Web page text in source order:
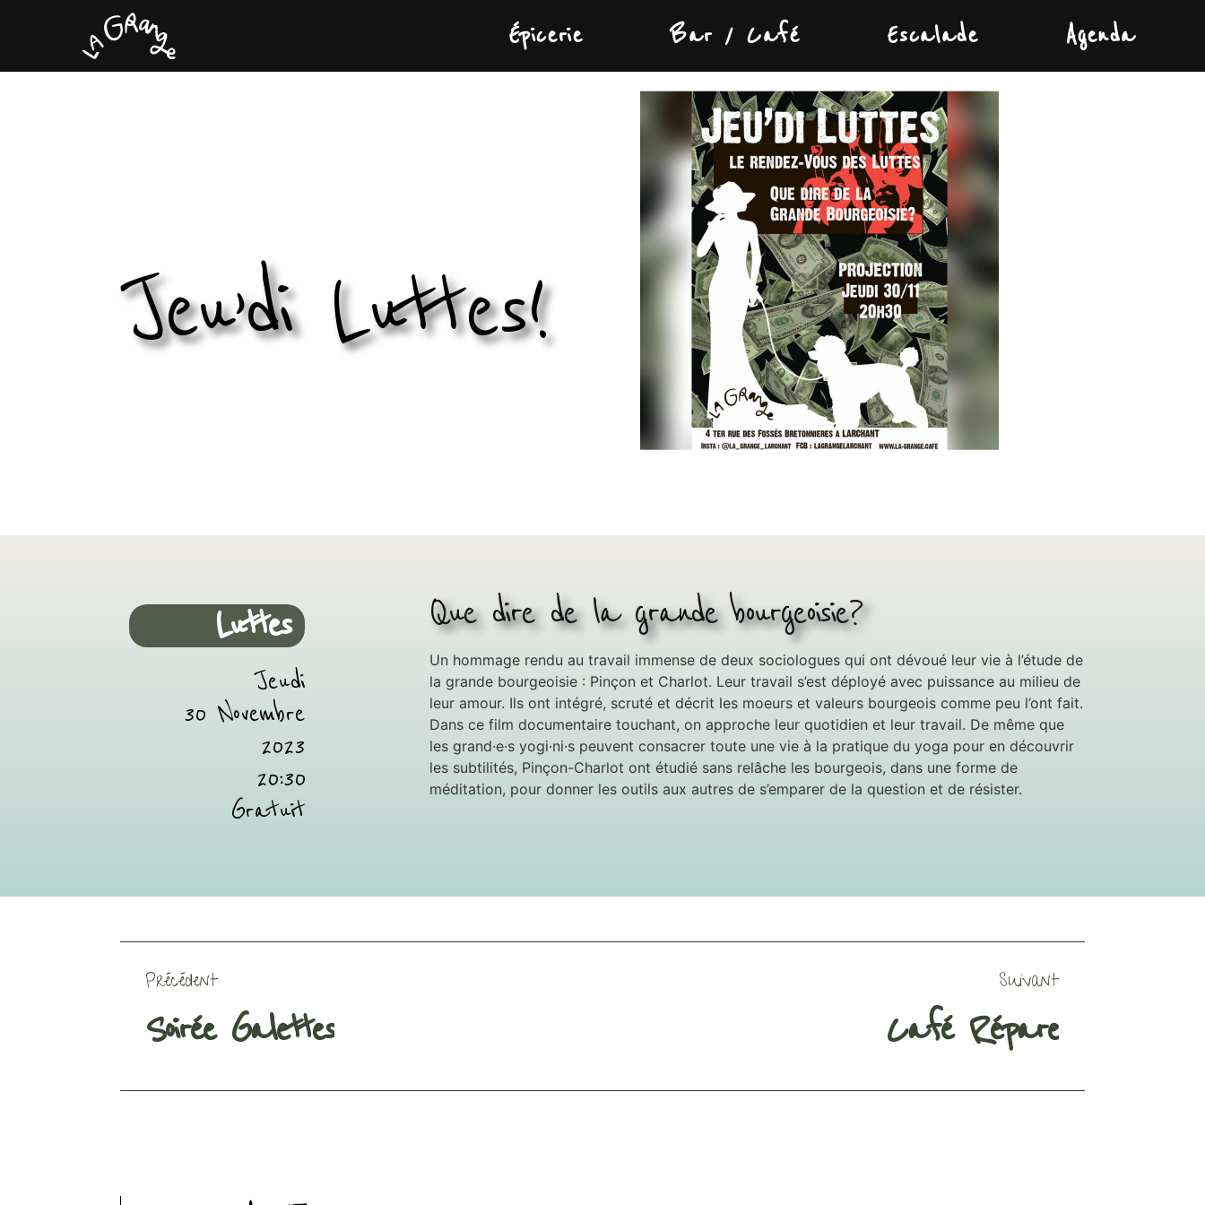
Épicerie Bar / Café Escalade Agenda
Jeu’di Luttes!
Luttes
Jeudi
30 Novembre
2023
20:30
Gratuit
Que dire de la grande bourgeoisie?
Un hommage rendu au travail immense de deux sociologues qui ont dévoué leur vie à l’étude de
la grande bourgeoisie : Pinçon et Charlot. Leur travail s’est déployé avec puissance au milieu de
leur amour. Ils ont intégré, scruté et décrit les moeurs et valeurs bourgeois comme peu l’ont fait.
Dans ce film documentaire touchant, on approche leur quotidien et leur travail. De même que
les grand·e·s yogi·ni·s peuvent consacrer toute une vie à la pratique du yoga pour en découvrir
les subtilités, Pinçon-Charlot ont étudié sans relâche les bourgeois, dans une forme de
méditation, pour donner les outils aux autres de s’emparer de la question et de résister.
Précédent
Soirée Galettes
Suivant
Café Répare